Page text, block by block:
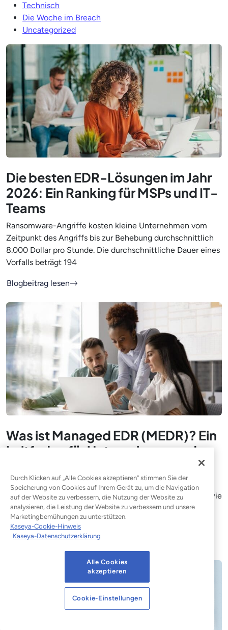
Technisch
Die Woche im Breach
Uncategorized
Die besten EDR-Lösungen im Jahr
2026: Ein Ranking für MSPs und IT-
Teams
Ransomware-Angriffe kosten kleine Unternehmen vom
Zeitpunkt des Angriffs bis zur Behebung durchschnittlich
8.000 Dollar pro Stunde. Die durchschnittliche Dauer eines
Vorfalls beträgt 194
Blogbeitrag lesen
Was ist Managed EDR (MEDR)? Ein
Leitfaden für Unternehmen und
Managed EDR verbindet Endpunktüberwachung mit
fachkundiger Überwachung und Reaktion. Erfahren Sie, wie
es funktioniert, wer es benötigt und wie MSPs es als
Dienstleistung anbieten können.
Blogbeitrag lesen
Durch Klicken auf „Alle Cookies akzeptieren“ stimmen Sie der
Speicherung von Cookies auf Ihrem Gerät zu, um die Navigation
auf der Website zu verbessern, die Nutzung der Website zu
analysieren, die Leistung der Website zu verbessern und unsere
Marketingbemühungen zu unterstützen.
Kaseya-Cookie-Hinweis
Kaseya-Datenschutzerklärung
Alle Cookies
akzeptieren
Cookie-Einstellungen